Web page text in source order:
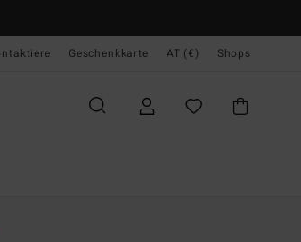
Geschenkkarte AT (€) Shops